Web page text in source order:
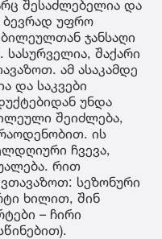
შესაძლებელია და
ბევრად უფრო
ჯანსაღი
შაქარი
ამ ასაკამდე
და საკვები
უნდა
შეიძლება,
ის
ჩვევა,
რით
სეზონური
ხილით, შინ
– ჩირი